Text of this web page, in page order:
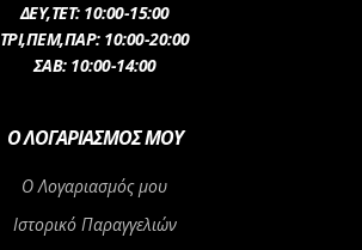
ΔEY,ΤET: 10:00-15:00
ΤΡI,ΠΕM,ΠΑΡ: 10:00-20:00
ΣΑΒ: 10:00-14:00
Ο ΛΟΓΑΡΙΑΣΜΌΣ ΜΟΥ
Ο Λογαριασμός μου
Ιστορικό Παραγγελιών